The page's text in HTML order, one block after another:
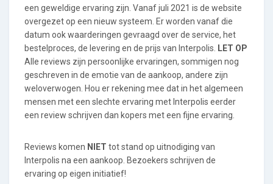
een geweldige ervaring zijn. Vanaf juli 2021 is de website
overgezet op een nieuw systeem. Er worden vanaf die
datum ook waarderingen gevraagd over de service, het
bestelproces, de levering en de prijs van Interpolis.
LET OP
Alle reviews zijn persoonlijke ervaringen, sommigen nog
geschreven in de emotie van de aankoop, andere zijn
weloverwogen. Hou er rekening mee dat in het algemeen
mensen met een slechte ervaring met Interpolis eerder
een review schrijven dan kopers met een fijne ervaring.
Reviews komen NIET tot stand op uitnodiging van
Interpolis na een aankoop. Bezoekers schrijven de
ervaring op eigen initiatief!